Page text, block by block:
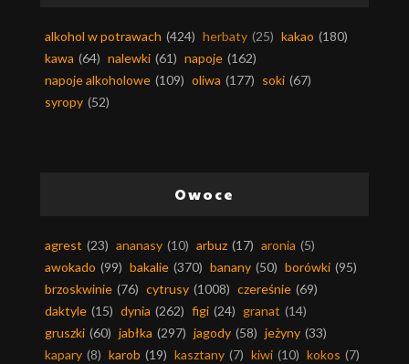
alkohol w potrawach (424) herbaty (25) kakao (180)
kawa (64) nalewki (61) napoje (162)
napoje alkoholowe (109) oliwa (177) soki (67)
syropy (52)
Owoce
agrest (23) ananasy (10) arbuz (17) aronia (5)
awokado (99) bakalie (370) banany (50) borówki (95)
brzoskwinie (76) cytrusy (1008) czereśnie (69)
daktyle (15) dynia (262) figi (24) granat (14)
gruszki (60) jabłka (297) jagody (58) jeżyny (33)
kapary (8) karob (19) kasztany (7) kiwi (10) kokos (7)